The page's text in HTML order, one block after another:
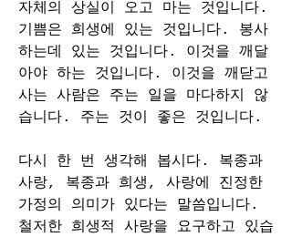
자체의 상실이 오고 마는 것입니다.
기쁨은 희생에 있는 것입니다. 봉사
하는데 있는 것입니다. 이것을 깨달
아야 하는 것입니다. 이것을 깨닫고
사는 사람은 주는 일을 마다하지 않
습니다. 주는 것이 좋은 것입니다.
다시 한 번 생각해 봅시다. 복종과
사랑, 복종과 희생, 사랑에 진정한
가정의 의미가 있다는 말씀입니다.
철저한 희생적 사랑을 요구하고 있습